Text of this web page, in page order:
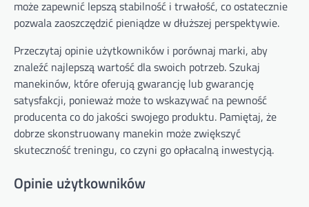
może zapewnić lepszą stabilność i trwałość, co ostatecznie
pozwala zaoszczędzić pieniądze w dłuższej perspektywie.
Przeczytaj opinie użytkowników i porównaj marki, aby
znaleźć najlepszą wartość dla swoich potrzeb. Szukaj
manekinów, które oferują gwarancję lub gwarancję
satysfakcji, ponieważ może to wskazywać na pewność
producenta co do jakości swojego produktu. Pamiętaj, że
dobrze skonstruowany manekin może zwiększyć
skuteczność treningu, co czyni go opłacalną inwestycją.
Opinie użytkowników